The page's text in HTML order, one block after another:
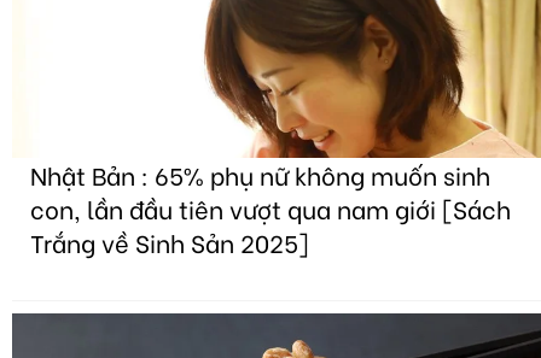
Nhật Bản : 65% phụ nữ không muốn sinh
con, lần đầu tiên vượt qua nam giới [Sách
Trắng về Sinh Sản 2025]